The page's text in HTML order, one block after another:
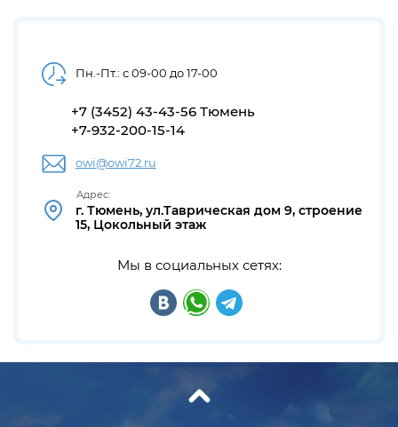
Пн.-Пт.: с 09-00 до 17-00
+7 (3452) 43-43-56 Тюмень
+7-932-200-15-14
owi@owi72.ru
Адрес:
г. Тюмень, ул.Таврическая дом 9, строение
15, Цокольный этаж
Мы в социальных сетях: